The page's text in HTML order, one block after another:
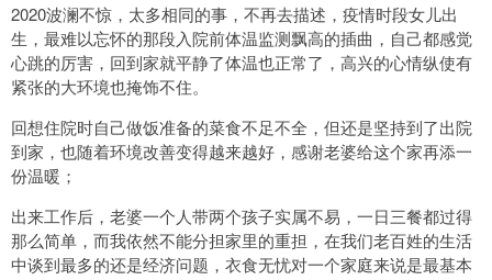
2020波澜不惊，太多相同的事，不再去描述，疫情时段女儿出
生，最难以忘怀的那段入院前体温监测飘高的插曲，自己都感觉
心跳的厉害，回到家就平静了体温也正常了，高兴的心情纵使有
紧张的大环境也掩饰不住。
回想住院时自己做饭准备的菜食不足不全，但还是坚持到了出院
到家，也随着环境改善变得越来越好，感谢老婆给这个家再添一
份温暖；
出来工作后，老婆一个人带两个孩子实属不易，一日三餐都过得
那么简单，而我依然不能分担家里的重担，在我们老百姓的生活
中谈到最多的还是经济问题，衣食无忧对一个家庭来说是最基本